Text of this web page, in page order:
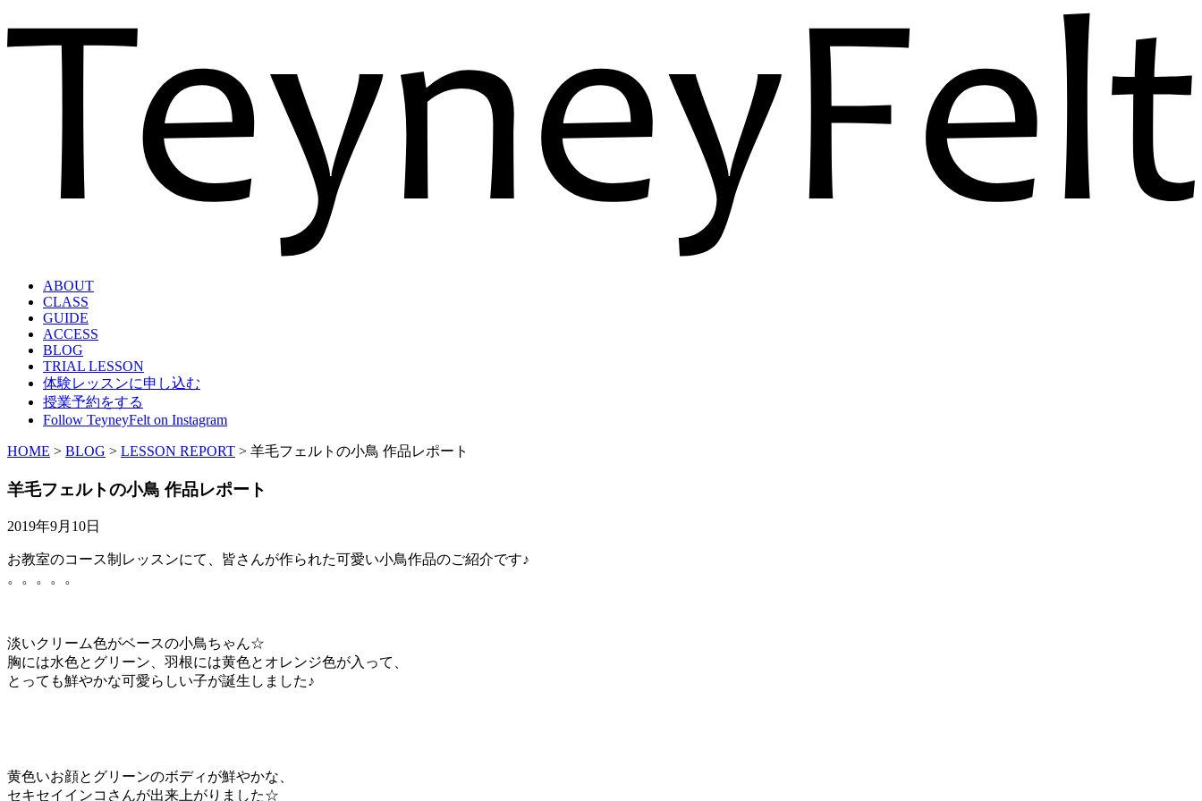
ABOUT
CLASS
GUIDE
ACCESS
BLOG
TRIAL LESSON
体験レッスンに申し込む
授業予約をする
Follow TeyneyFelt on Instagram
HOME > BLOG > LESSON REPORT > 羊毛フェルトの小鳥 作品レポート
羊毛フェルトの小鳥 作品レポート
2019年9月10日
お教室のコース制レッスンにて、皆さんが作られた可愛い小鳥作品のご紹介です♪
。。。。。
淡いクリーム色がベースの小鳥ちゃん☆
胸には水色とグリーン、羽根には黄色とオレンジ色が入って、
とっても鮮やかな可愛らしい子が誕生しました♪
黄色いお顔とグリーンのボディが鮮やかな、
セキセイインコさんが出来上がりました☆